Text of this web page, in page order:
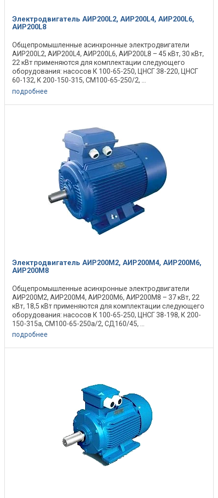
Электродвигатель АИР200L2, АИР200L4, АИР200L6,
АИР200L8
Общепромышленные асинхронные электродвигатели
АИР200L2, АИР200L4, АИР200L6, АИР200L8 – 45 кВт, 30 кВт,
22 кВт применяются для комплектации следующего
оборудования: насосов К 100-65-250, ЦНСГ 38-220, ЦНСГ
60-132, К 200-150-315, СМ100-65-250/2, ...
подробнее
Электродвигатель АИР200М2, АИР200М4, АИР200М6,
АИР200М8
Общепромышленные асинхронные электродвигатели
АИР200М2, АИР200М4, АИР200М6, АИР200М8 – 37 кВт, 22
кВт, 18,5 кВт применяются для комплектации следующего
оборудования: насосов К 100-65-250, ЦНСГ 38-198, К 200-
150-315а, СМ100-65-250а/2, СД160/45, ...
подробнее